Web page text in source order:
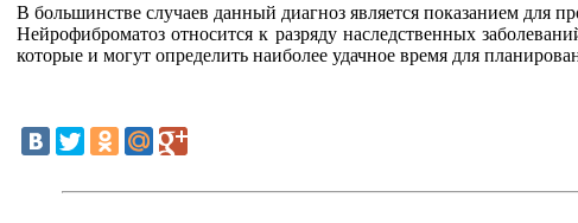
В большинстве случаев данный диагноз является показанием для
Нейрофиброматоз относится к разряду наследственных
которые и могут определить наиболее удачное время для